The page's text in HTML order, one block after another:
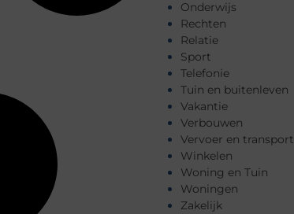
Onderwijs
Rechten
Relatie
Sport
Telefonie
Tuin en buitenleven
Vakantie
Verbouwen
Vervoer en transport
Winkelen
Woning en Tuin
Woningen
Zakelijk